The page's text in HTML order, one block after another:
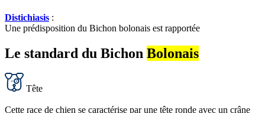
Distichiasis :
Une prédisposition du Bichon bolonais est rapportée
Le standard du Bichon Bolonais
Tête
Cette race de chien se caractérise par une tête ronde avec un crâne